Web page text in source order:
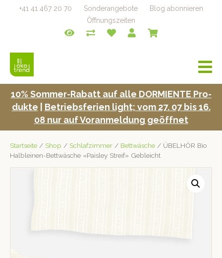
+41 41 467 20 70 Sonderangebote
Blog abonnieren
Öffnungszeiten
a
v
i
10% Som­mer-Rabatt auf alle DORMIENTE Pro­
duk­te
Betrieb­s­fe­rien light; vom 27. 07 bis 16.
08 nur auf Voran­mel­dung geöffnet
Startseite / Shop / Schlafzimmer / Bettwäsche / ÜBELHÖR Bio
Halbleinen-Bettwäsche «Paisley Streif» Gebleicht